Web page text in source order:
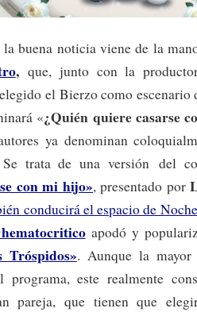
la buena noticia viene de la
,que, junto con la
el Bierzo como escenario
«¿Quién quiere casarse
ya denominan
trata de una versión del
con mi hijo», presentado por
conducirá el espacio de
apodó y
Tróspidos». Aunque la
programa, este realmente
pareja, que tienen que